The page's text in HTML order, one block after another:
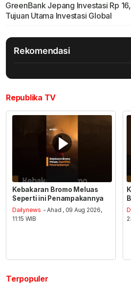
GreenBank Jepang Investasi Rp
Tujuan Utama Investasi Global
Rekomendasi
Republika TV
Kebakaran Bromo Meluas
Seperti ini Penampakannya
Dailynews - Ahad , 09 Aug 2026,
11:15 WIB
Terpopuler